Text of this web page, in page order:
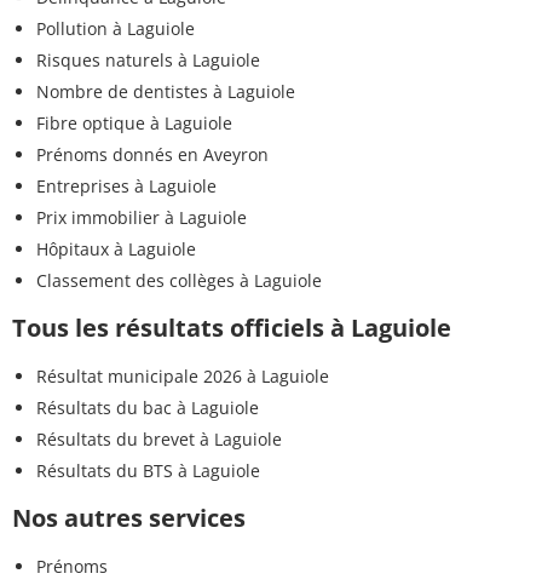
Pollution à Laguiole
Risques naturels à Laguiole
Nombre de dentistes à Laguiole
Fibre optique à Laguiole
Prénoms donnés en Aveyron
Entreprises à Laguiole
Prix immobilier à Laguiole
Hôpitaux à Laguiole
Classement des collèges à Laguiole
Tous les résultats officiels à Laguiole
Résultat municipale 2026 à Laguiole
Résultats du bac à Laguiole
Résultats du brevet à Laguiole
Résultats du BTS à Laguiole
Nos autres services
Prénoms